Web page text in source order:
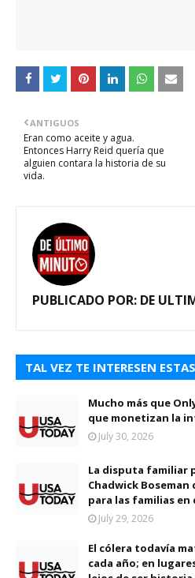
ANTIGUOS
Eran como aceite y agua.
Entonces Harry Reid quería que
alguien contara la historia de su
vida.
PUBLICADO POR: DE
TAL VEZ TE INTERESEN
Mucho más que
que monetizan la
July 30, 2026
La disputa familiar
Chadwick
para las familias en
July 29, 2026
El cólera todavía
cada año; en